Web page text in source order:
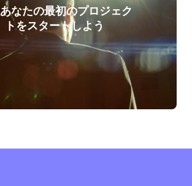
あなたの最初のプロジェク
トをスタートしよう